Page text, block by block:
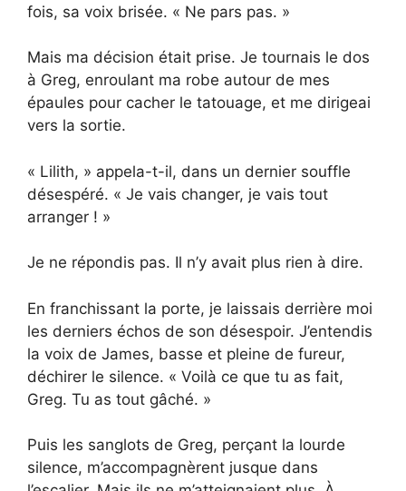
fois, sa voix brisée. « Ne pars pas. »
Mais ma décision était prise. Je tournais le dos
à Greg, enroulant ma robe autour de mes
épaules pour cacher le tatouage, et me dirigeai
vers la sortie.
« Lilith, » appela-t-il, dans un dernier souffle
désespéré. « Je vais changer, je vais tout
arranger ! »
Je ne répondis pas. Il n’y avait plus rien à dire.
En franchissant la porte, je laissais derrière moi
les derniers échos de son désespoir. J’entendis
la voix de James, basse et pleine de fureur,
déchirer le silence. « Voilà ce que tu as fait,
Greg. Tu as tout gâché. »
Puis les sanglots de Greg, perçant la lourde
silence, m’accompagnèrent jusque dans